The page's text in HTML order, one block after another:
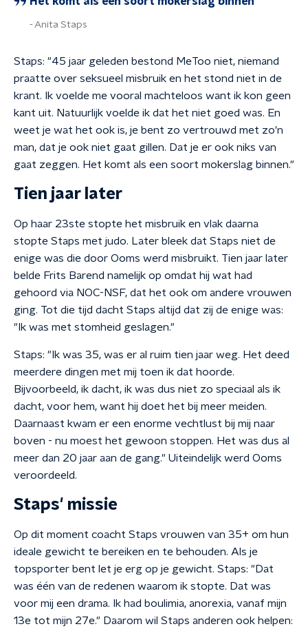
Anita Staps
Staps: "45 jaar geleden bestond MeToo niet, niemand
praatte over seksueel misbruik en het stond niet in de
krant. Ik voelde me vooral machteloos want ik kon geen
kant uit. Natuurlijk voelde ik dat het niet goed was. En
weet je wat het ook is, je bent zo vertrouwd met zo'n
man, dat je ook niet gaat gillen. Dat je er ook niks van
gaat zeggen. Het komt als een soort mokerslag binnen."
Tien jaar later
Op haar 23ste stopte het misbruik en vlak daarna
stopte Staps met judo. Later bleek dat Staps niet de
enige was die door Ooms werd misbruikt. Tien jaar later
belde Frits Barend namelijk op omdat hij wat had
gehoord via NOC-NSF, dat het ook om andere vrouwen
ging. Tot die tijd dacht Staps altijd dat zij de enige was:
"Ik was met stomheid geslagen."
Staps: "Ik was 35, was er al ruim tien jaar weg. Het deed
meerdere dingen met mij toen ik dat hoorde.
Bijvoorbeeld, ik dacht, ik was dus niet zo speciaal als ik
dacht, voor hem, want hij doet het bij meer meiden.
Daarnaast kwam er een enorme vechtlust bij mij naar
boven - nu moest het gewoon stoppen. Het was dus al
meer dan 20 jaar aan de gang." Uiteindelijk werd Ooms
veroordeeld.
Staps' missie
Op dit moment coacht Staps vrouwen van 35+ om hun
ideale gewicht te bereiken en te behouden. Als je
topsporter bent let je erg op je gewicht. Staps: "Dat
was één van de redenen waarom ik stopte. Dat was
voor mij een drama. Ik had boulimia, anorexia, vanaf mijn
13e tot mijn 27e." Daarom wil Staps anderen ook helpen: